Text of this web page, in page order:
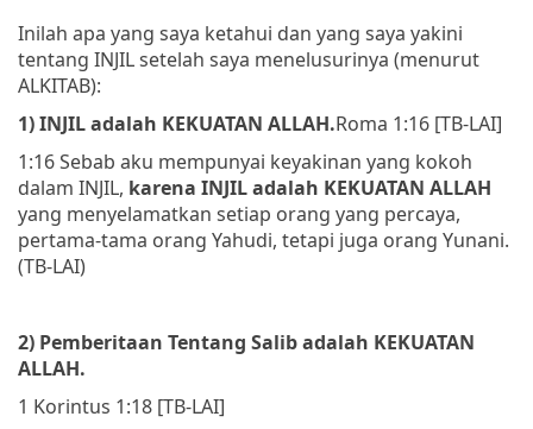
Inilah apa yang saya ketahui dan yang saya yakini
tentang INJIL setelah saya menelusurinya (menurut
ALKITAB):
1) INJIL adalah KEKUATAN ALLAH.Roma 1:16 [TB-LAI]
1:16 Sebab aku mempunyai keyakinan yang kokoh
dalam INJIL, karena INJIL adalah KEKUATAN ALLAH
yang menyelamatkan setiap orang yang percaya,
pertama-tama orang Yahudi, tetapi juga orang Yunani.
(TB-LAI)
2) Pemberitaan Tentang Salib adalah KEKUATAN
ALLAH.
1 Korintus 1:18 [TB-LAI]